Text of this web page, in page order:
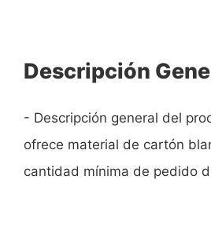
Descripción
- Descripción general del
ofrece material de cartón
cantidad mínima de pedido